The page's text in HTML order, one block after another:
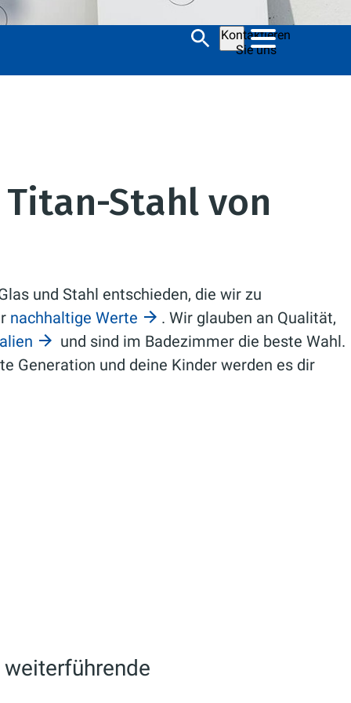
Kontaktieren
Sie uns
Stahl von
und Stahl entschieden, die wir zu
nachhaltige Werte
. Wir glauben an Qualität,
und sind im Badezimmer die beste Wahl.
Generation und deine Kinder werden es dir